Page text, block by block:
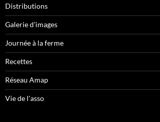
Distributions
Galerie d'images
Journée à la ferme
Recettes
Réseau Amap
Vie de l'asso